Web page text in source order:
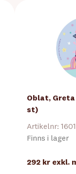
Oblat, Greta
st)
Artikelnr:
Finns i lager
292 kr exkl.